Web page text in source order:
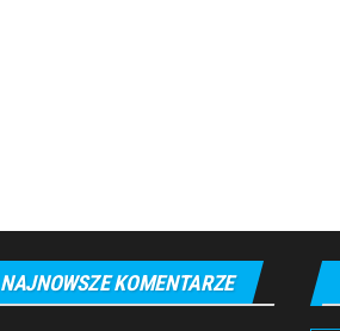
NAJNOWSZE KOMENTARZE